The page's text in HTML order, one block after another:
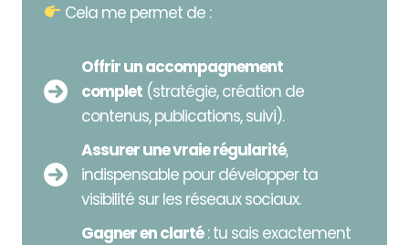
Cela me permet de :
Offrir un accompagnement
complet (stratégie, création de
contenus, publications, suivi).
Assurer une vraie régularité,
indispensable pour développer ta
visibilité sur les réseaux sociaux.
Gagner en clarté: tu sais exactement